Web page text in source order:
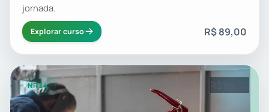
jornada.
Explorar curso R$ 89,00
NR34 R$ 89,00